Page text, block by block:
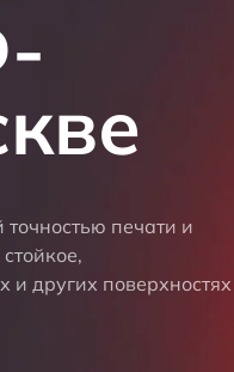
печати и
и других поверхностях